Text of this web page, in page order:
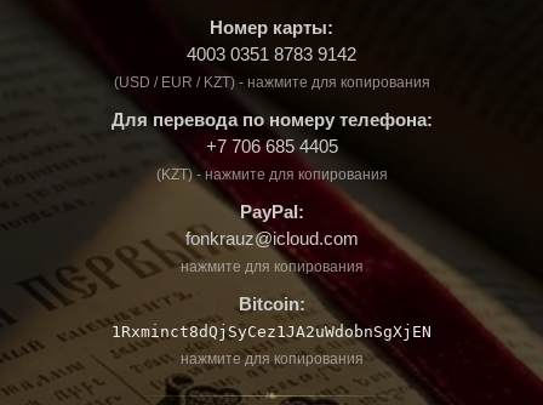
Номер карты:
4003 0351 8783 9142
(USD / EUR / KZT) - нажмите для копирования
Для перевода по номеру телефона:
+7 706 685 4405
(KZT) - нажмите для копирования
PayPal:
fonkrauz@icloud.com
нажмите для копирования
Bitcoin:
1Rxminct8dQjSyCez1JA2uWdobnSgXjEN
нажмите для копирования
❧